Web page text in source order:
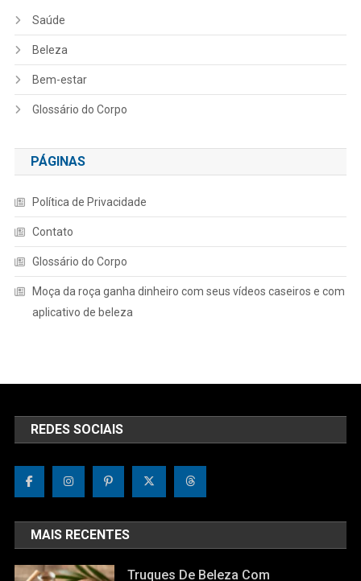
Saúde
Beleza
Bem-estar
Glossário do Corpo
PÁGINAS
Política de Privacidade
Contato
Glossário do Corpo
Moça da roça ganha dinheiro com seus vídeos caseiros e com
aplicativo de beleza
REDES SOCIAIS
MAIS RECENTES
Truques De Beleza Com